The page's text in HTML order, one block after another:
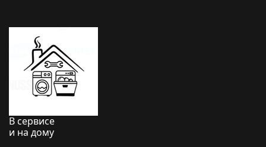
В сервисе
и на дому